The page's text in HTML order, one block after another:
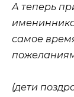
А теперь
самое
(дети